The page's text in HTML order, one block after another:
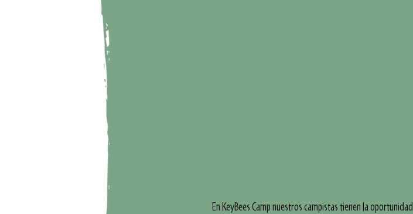
En KeyBees Camp nuestros campistas tienen la oportunidad